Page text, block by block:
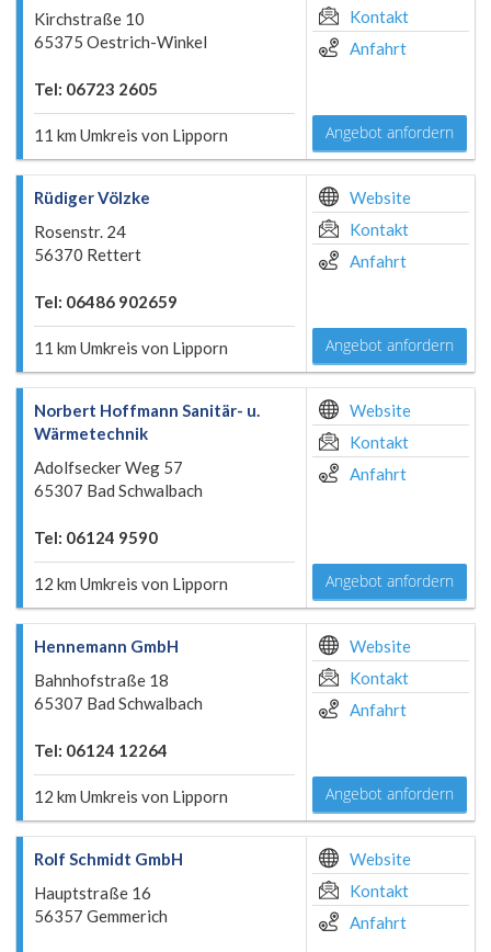
Kirchstraße 10
65375 Oestrich-Winkel
Tel: 06723 2605
11 km Umkreis von Lipporn
Kontakt
Anfahrt
Angebot anfordern
Rüdiger Völzke
Rosenstr. 24
56370 Rettert
Tel: 06486 902659
11 km Umkreis von Lipporn
Website
Kontakt
Anfahrt
Angebot anfordern
Norbert Hoffmann Sanitär- u.
Wärmetechnik
Adolfsecker Weg 57
65307 Bad Schwalbach
Tel: 06124 9590
12 km Umkreis von Lipporn
Website
Kontakt
Anfahrt
Angebot anfordern
Hennemann GmbH
Bahnhofstraße 18
65307 Bad Schwalbach
Tel: 06124 12264
12 km Umkreis von Lipporn
Website
Kontakt
Anfahrt
Angebot anfordern
Rolf Schmidt GmbH
Hauptstraße 16
56357 Gemmerich
Website
Kontakt
Anfahrt